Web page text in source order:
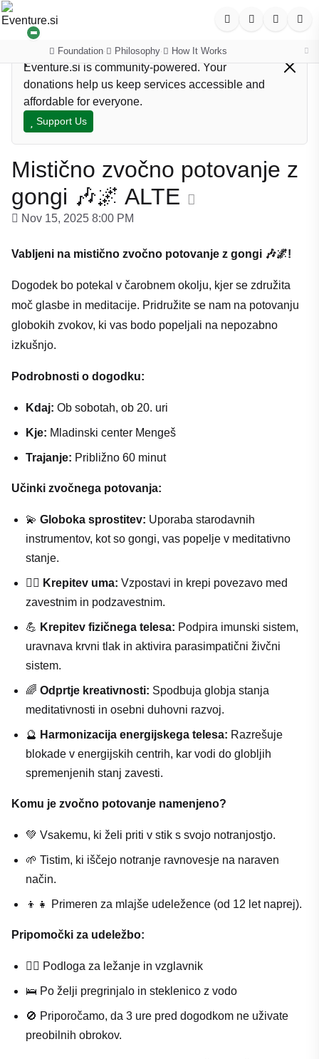
Foundation· Philosophy· How It Works
Eventure.si is community-powered. Your
donations help us keep services accessible and
affordable for everyone.
Support Us
Mistično zvočno potovanje z
gongi 🎶🌌 ALTE
Nov 15, 2025 8:00 PM
Vabljeni na mistično zvočno potovanje z gongi 🎶🌌!
Dogodek bo potekal v čarobnem okolju, kjer se združita
moč glasbe in meditacije. Pridružite se nam na potovanju
globokih zvokov, ki vas bodo popeljali na nepozabno
izkušnjo.
Podrobnosti o dogodku:
Kdaj: Ob sobotah, ob 20. uri
Kje: Mladinski center Mengeš
Trajanje: Približno 60 minut
Učinki zvočnega potovanja:
💫 Globoka sprostitev: Uporaba starodavnih
instrumentov, kot so gongi, vas popelje v meditativno
stanje.
🧘‍♂️ Krepitev uma: Vzpostavi in krepi povezavo med
zavestnim in podzavestnim.
💪 Krepitev fizičnega telesa: Podpira imunski sistem,
uravnava krvni tlak in aktivira parasimpatični živčni
sistem.
🌈 Odprtje kreativnosti: Spodbuja globja stanja
meditativnosti in osebni duhovni razvoj.
🔮 Harmonizacija energijskega telesa: Razrešuje
blokade v energijskih centrih, kar vodi do globljih
spremenjenih stanj zavesti.
Komu je zvočno potovanje namenjeno?
💚 Vsakemu, ki želi priti v stik s svojo notranjostjo.
🌱 Tistim, ki iščejo notranje ravnovesje na naraven
način.
👦👧 Primeren za mlajše udeležence (od 12 let naprej).
Pripomočki za udeležbo:
🧘‍♀️ Podloga za ležanje in vzglavnik
🛌 Po želji pregrinjalo in steklenico z vodo
🚫 Priporočamo, da 3 ure pred dogodkom ne uživate
preobilnih obrokov.